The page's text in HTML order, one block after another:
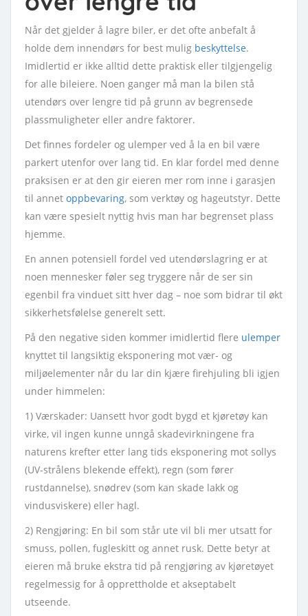
Når det gjelder å lagre biler, er det ofte anbefalt å
holde dem innendørs for best mulig beskyttelse.
Imidlertid er ikke alltid dette praktisk eller tilgjengelig
for alle bileiere. Noen ganger må man la bilen stå
utendørs over lengre tid på grunn av begrensede
plassmuligheter eller andre faktorer.
Det finnes fordeler og ulemper ved å la en bil være
parkert utenfor over lang tid. En klar fordel med denne
praksisen er at den gir eieren mer rom inne i garasjen
til annet oppbevaring, som verktøy og hageutstyr. Dette
kan være spesielt nyttig hvis man har begrenset plass
hjemme.
En annen potensiell fordel ved utendørslagring er at
noen mennesker føler seg tryggere når de ser sin
egenbil fra vinduet sitt hver dag – noe som bidrar til økt
sikkerhetsfølelse generelt sett.
På den negative siden kommer imidlertid flere ulemper
knyttet til langsiktig eksponering mot vær- og
miljøelementer når du lar din kjære firehjuling bli igjen
under himmelen:
1) Værskader: Uansett hvor godt bygd et kjøretøy kan
virke, vil ingen kunne unngå skadevirkningene fra
naturens krefter etter lang tids eksponering mot sollys
(UV-strålens blekende effekt), regn (som fører
rustdannelse), snødrev (som kan skade lakk og
vindusviskere) eller hagl.
2) Rengjøring: En bil som står ute vil bli mer utsatt for
smuss, pollen, fugleskitt og annet rusk. Dette betyr at
eieren må bruke ekstra tid på rengjøring av kjøretøyet
regelmessig for å opprettholde et akseptabelt
utseende.